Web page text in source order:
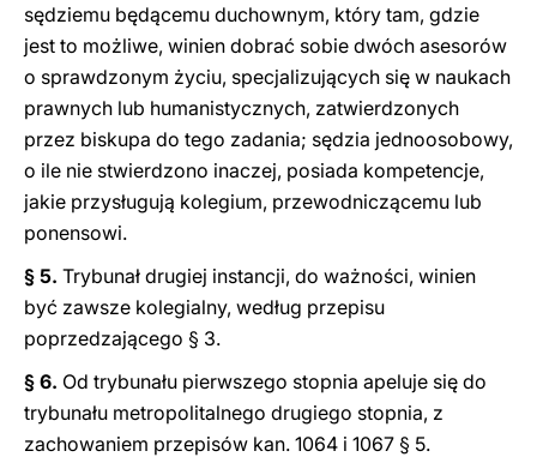
sędziemu będącemu duchownym, który tam, gdzie
jest to możliwe, winien dobrać sobie dwóch asesorów
o sprawdzonym życiu, specjalizujących się w naukach
prawnych lub humanistycznych, zatwierdzonych
przez biskupa do tego zadania; sędzia jednoosobowy,
o ile nie stwierdzono inaczej, posiada kompetencje,
jakie przysługują kolegium, przewodniczącemu lub
ponensowi.
§ 5. Trybunał drugiej instancji, do ważności, winien
być zawsze kolegialny, według przepisu
poprzedzającego § 3.
§ 6. Od trybunału pierwszego stopnia apeluje się do
trybunału metropolitalnego drugiego stopnia, z
zachowaniem przepisów kan. 1064 i 1067 § 5.